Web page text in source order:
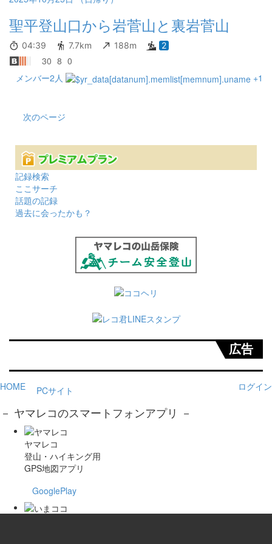
聖平登山口から岩菅山と裏岩菅山
04:39 7.7km 188m 2
30 8 0
メンバー2人
+1
次のページ
記録検索
ここサーチ
話題の記録
過去に会ったかも？
広告
HOME ログイン
PCサイト
－ ヤマレコのスマートフォンアプリ －
ヤマレコ
登山・ハイキング用
GPS地図アプリ
GooglePlay